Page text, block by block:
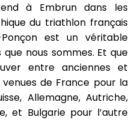
à Embrun dans les
du triathlon français
est un véritable
nous sommes. Et que
entre anciennes et
de France pour la
Allemagne, Autriche,
et Bulgarie pour l’autre